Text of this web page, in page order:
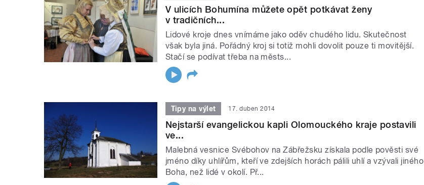
V ulicích Bohumína můžete opět potkávat ženy
v tradičních...
Lidové kroje dnes vnímáme jako oděv chudého lidu. Skutečnost
však byla jiná. Pořádný kroj si totiž mohli dovolit pouze ti movitější.
Stačí se podívat třeba na městs...
Tipy na výlet 17. duben 2014
Nejstarší evangelickou kapli Olomouckého kraje postavili
ve...
Malebná vesnice Svébohov na Zábřežsku získala podle pověsti své
jméno díky uhlířům, kteří ve zdejších horách pálili uhlí a vzývali jiného
Boha, než lidé v okolí. Př...